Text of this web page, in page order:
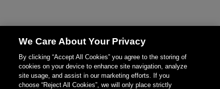
We Care About Your Privacy
By clicking “Accept All Cookies” you agree to the storing of
cookies on your device to enhance site navigation, analyze
site usage, and assist in our marketing efforts. If you
choose “Reject All Cookies”, we will only place strictly